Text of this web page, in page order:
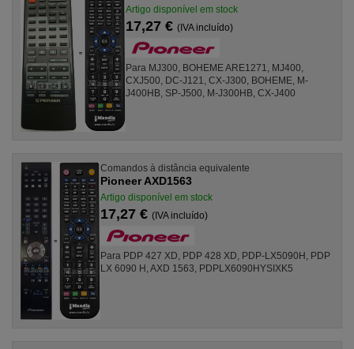
Artigo disponível em stock
17,27 € (IVA incluído)
Para MJ300, BOHEME ARE1271, MJ400,
CXJ500, DC-J121, CX-J300, BOHEME, M-
J400HB, SP-J500, M-J300HB, CX-J400
Comandos à distância equivalente
Pioneer AXD1563
Artigo disponível em stock
17,27 €(IVA incluído)
Para PDP 427 XD, PDP 428 XD, PDP-LX5090H, PDP
LX 6090 H, AXD 1563, PDPLX6090HYSIXK5